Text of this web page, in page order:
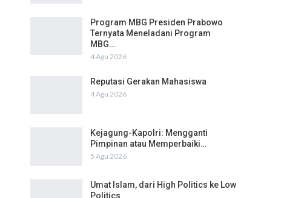
Program MBG Presiden Prabowo
Ternyata Meneladani Program
MBG…
4 Agu 2026
Reputasi Gerakan Mahasiswa
4 Agu 2026
Kejagung-Kapolri: Mengganti
Pimpinan atau Memperbaiki…
5 Agu 2026
Umat Islam, dari High Politics ke Low
Politics